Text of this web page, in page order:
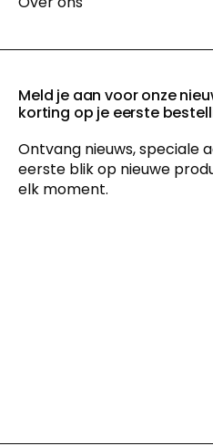
Meld je aan voor onze
korting op je eerste
Ontvang nieuws, speciale
eerste blik op nieuwe
elk moment.